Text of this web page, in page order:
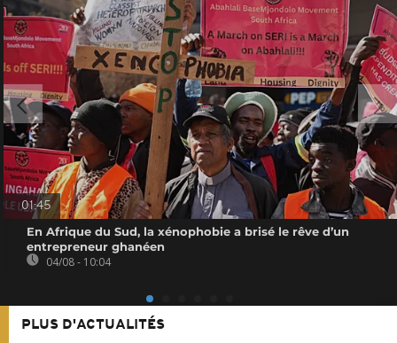
01:45
En Afrique du Sud, la xénophobie a brisé le rêve d’un
entrepreneur ghanéen
04/08 - 10:04
PLUS D'ACTUALITÉS